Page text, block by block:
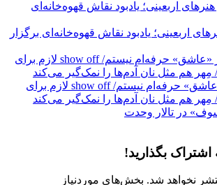
اربعینی؛ یادبود نقاش قهوه‌خانه‌ای برگزار
سوسن پرور: دیگر «عاشق» حرفه‌ام نیستم/ show off لازم برای
مِهر هم مثل نان آدم‌ها را نمک‌گیر می‌کند
در تالار وحدت
اشتراک بگذارید!
نخواهد شد. بخش‌های موردنیاز